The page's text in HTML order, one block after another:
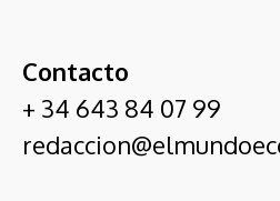
Contacto
+ 34 643 84 07 99